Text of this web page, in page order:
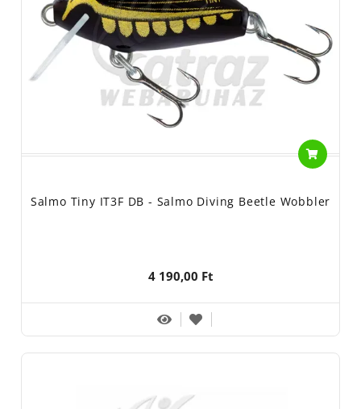
Salmo Tiny IT3F DB - Salmo Diving Beetle Wobbler
4 190,00 Ft